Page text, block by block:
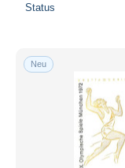
Status
Neu